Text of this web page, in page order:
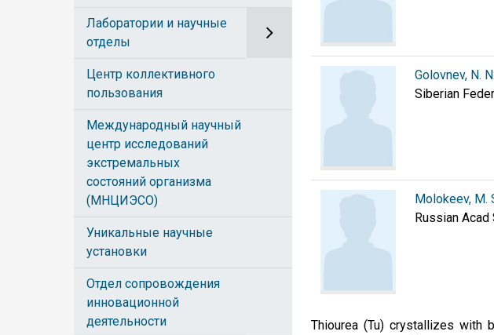
Лаборатории и научные
отделы
Центр коллективного
пользования
Международный научный
центр исследований
экстремальных
состояний организма
(МНЦИЭСО)
Уникальные научные
установки
Отдел сопровождения
инновационной
деятельности
Golovnev, N. N.
Siberian
Molokeev, M.
Russian Acad
Thiourea (Tu) crystallizes with